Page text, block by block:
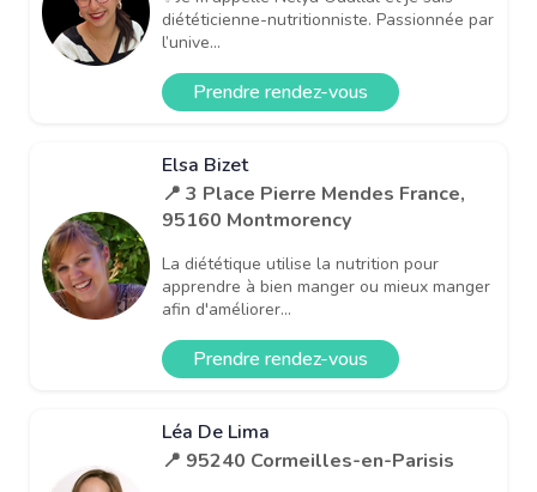
diététicienne-nutritionniste. Passionnée par
l’unive...
Prendre rendez-vous
Elsa Bizet
📍 3 Place Pierre Mendes France,
95160 Montmorency
La diététique utilise la nutrition pour
apprendre à bien manger ou mieux manger
afin d'améliorer...
Prendre rendez-vous
Léa De Lima
📍 95240 Cormeilles-en-Parisis